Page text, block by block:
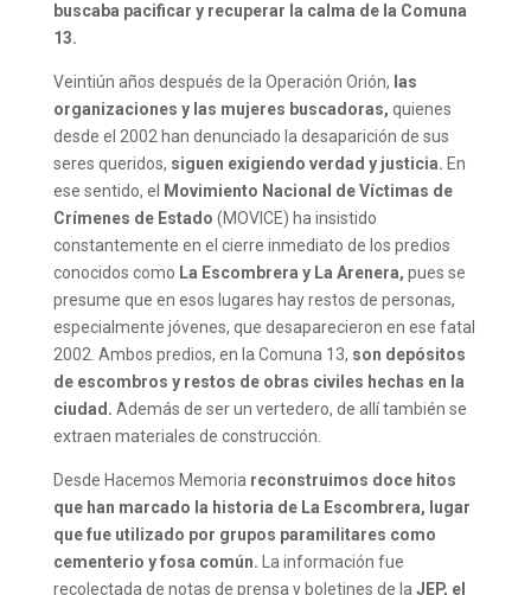
buscaba pacificar y recuperar la calma de la Comuna
13.
Veintiún años después de la Operación Orión, las
organizaciones y las mujeres buscadoras, quienes
desde el 2002 han denunciado la desaparición de sus
seres queridos, siguen exigiendo verdad y justicia. En
ese sentido, el
Movimiento Nacional de Víctimas de
Crímenes de Estado (MOVICE) ha insistido
constantemente en el cierre inmediato de los predios
conocidos como La Escombrera y La Arenera, pues se
presume que en esos lugares hay restos de personas,
especialmente jóvenes, que desaparecieron en ese fatal
2002. Ambos predios, en la Comuna 13, son depósitos
de escombros y restos de obras civiles hechas en la
ciudad. Además de ser un vertedero, de allí también se
extraen materiales de construcción.
Desde Hacemos Memoria reconstruimos doce hitos
que han marcado la historia de La Escombrera, lugar
que fue utilizado por grupos paramilitares como
cementerio y fosa común. La información fue
recolectada de notas de prensa y boletines de la JEP, el